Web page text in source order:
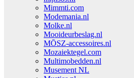
Mimmti.com
Modemania.nl
Molke.nl
Mooideurbeslag.nl
MŌSZ-accessoires.nl
Mozaiektegel.com
Multimobedden.nl
Musement NL